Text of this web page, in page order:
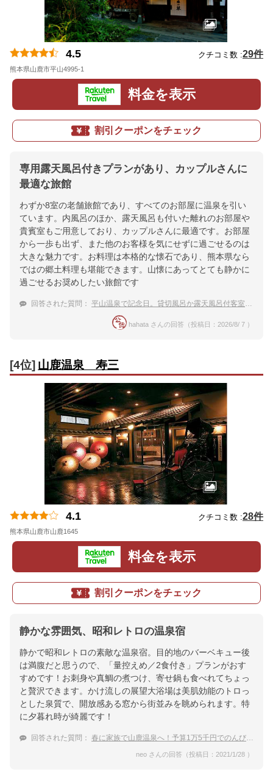
4.5 クチコミ数 :29件
熊本県山鹿市平山4995-1
料金を表示
割引クーポンをチェック
専用露天風呂付きプランがあり、カップルさんに
最適な旅館
わずか8室の老舗旅館であり、すべてのお部屋に温泉を引い
ています。内風呂のほか、露天風呂も付いた離れのお部屋や
貴賓室もご用意しており、カップルさんに最適です。お部屋
から一歩も出ず、また他のお客様を気にせずに過ごせるのは
大きな魅力です。お料理は本格的な懐石であり、熊本県なら
ではの郷土料理も堪能できます。山懐にあってとても静かに
過ごせるお奨めしたい旅館です
回答された質問： 平山温泉で記念日。貸切風呂か露天風呂付客室がある宿を教えて！
hahata さんの回答（投稿日：2026/8/ 7 ）
[4位] 山鹿温泉 寿三
4.1 クチコミ数 :28件
熊本県山鹿市山鹿1645
料金を表示
割引クーポンをチェック
静かな雰囲気、昭和レトロの温泉宿
静かで昭和レトロの素敵な温泉宿。目的地のバーベキュー後
は満腹だと思うので、「量控えめ／2食付き」プランがおす
すめです！お刺身や真鯛の煮つけ、寄せ鍋も食べれてちょっ
と贅沢できます。かけ流しの展望大浴場は美肌効能のトロっ
とした泉質で、開放感ある窓から街並みを眺められます。特
に夕暮れ時が綺麗です！
回答された質問： 春に家族で山鹿温泉へ！予算1万5千円でのんびりできる宿
neo さんの回答（投稿日：2021/1/28 ）